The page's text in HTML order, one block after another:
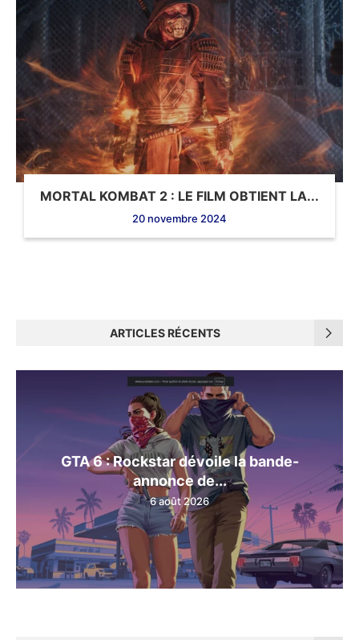
MORTAL KOMBAT 2 : LE FILM OBTIENT LA...
20 novembre 2024
ARTICLES RÉCENTS
GTA 6 : Rockstar dévoile la bande-
annonce de...
6 août 2026